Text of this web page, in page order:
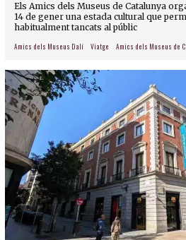
Els Amics dels Museus de Catalunya
14 de gener una estada cultural que
habitualment tancats al públic
Amics dels Museus Dalí Viatge Amics dels Museus de